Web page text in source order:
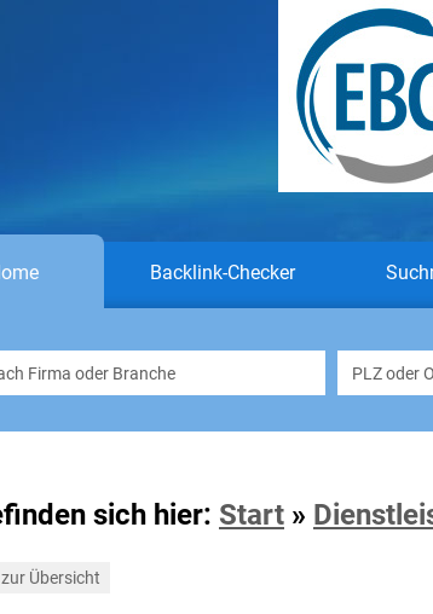
Backlink-Checker
sich hier: Start »
Übersicht